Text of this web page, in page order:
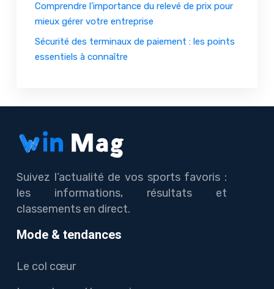
Comprendre l’importance du relevé de prix pour
mieux gérer votre entreprise
Sécurité des terminaux de paiement : les points
essentiels à connaître
Suivez l’actualité de vos sports favoris :
les informations, résultats et
classements en direct.
Mode & tendances
Le col cœur